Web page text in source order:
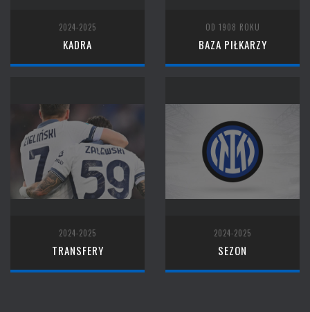
2024-2025
KADRA
OD 1908 ROKU
BAZA PIŁKARZY
2024-2025
TRANSFERY
2024-2025
SEZON